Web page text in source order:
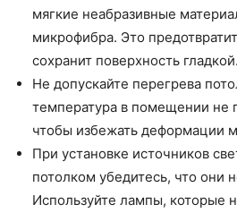
мягкие неабразивные
микрофибра. Это
сохранит поверхность гладкой.
Не допускайте перегрева
температура в помещении не
чтобы избежать деформации
При установке источников
потолком убедитесь, что они
Используйте лампы, которые